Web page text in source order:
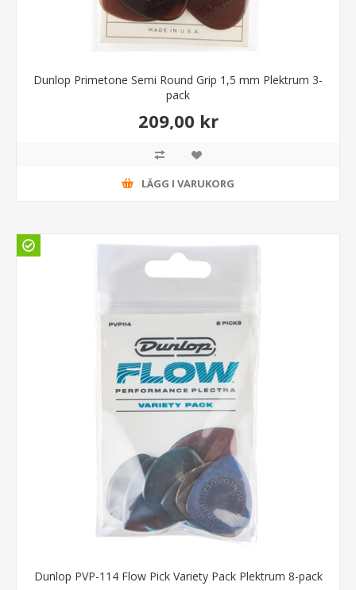
Dunlop Primetone Semi Round Grip 1,5 mm Plektrum 3-
pack
209,00 kr
LÄGG I VARUKORG
Dunlop PVP-114 Flow Pick Variety Pack Plektrum 8-pack